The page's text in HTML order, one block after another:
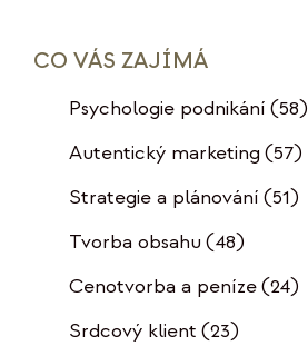
CO VÁS ZAJÍMÁ
Psychologie podnikání (58)
Autentický marketing (57)
Strategie a plánování (51)
Tvorba obsahu (48)
Cenotvorba a peníze(24)
Srdcový klient (23)